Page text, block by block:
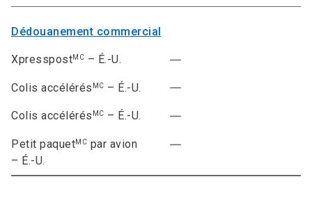
Dédouanement commercial
XpresspostMC – É.-U.
Colis accélérés MC – É.-U.
Colis accélérés MC – É.-U.
Petit paquetMC par avion
– É.-U.